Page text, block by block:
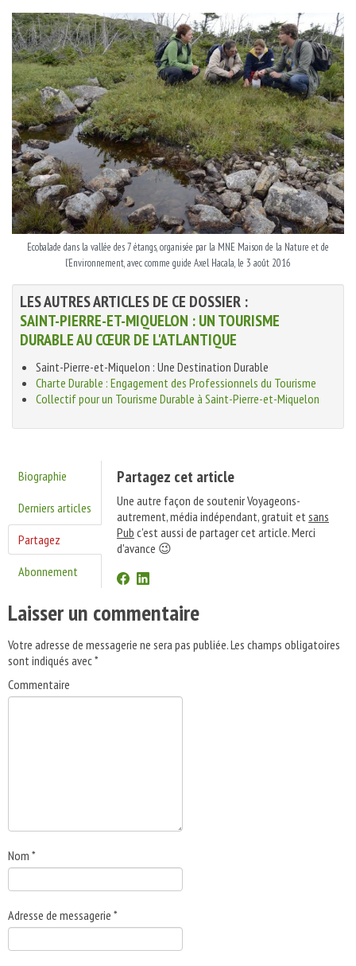
Ecobalade dans la vallée des 7 étangs, organisée par la MNE Maison de la Nature et de
l’Environnement, avec comme guide Axel Hacala, le 3 août 2016
LES AUTRES ARTICLES DE CE DOSSIER :
SAINT-PIERRE-ET-MIQUELON : UN TOURISME
DURABLE AU CŒUR DE L'ATLANTIQUE
Saint-Pierre-et-Miquelon : Une Destination Durable
Charte Durable : Engagement des Professionnels du Tourisme
Collectif pour un Tourisme Durable à Saint-Pierre-et-Miquelon
Biographie
Derniers articles
Partagez
Abonnement
Partagez cet article
Une autre façon de soutenir Voyageons-
autrement, média indépendant, gratuit et sans
Pub c'est aussi de partager cet article. Merci
d'avance 😉
Laisser un commentaire
Votre adresse de messagerie ne sera pas publiée.Les champs obligatoires
sont indiqués avec*
Commentaire
Nom *
Adresse de messagerie *